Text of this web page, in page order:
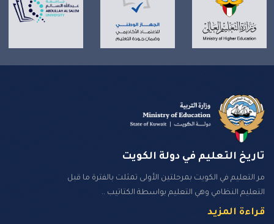
تاريخ التعليم في دولة الكويت
مر التعليم في الكويت بمرحلتين الأولى تمثلت بالفترة ما قبل
التعليم النظامي وهي التعليم بواسطة الكتاتيب ..
قراءة المزيد